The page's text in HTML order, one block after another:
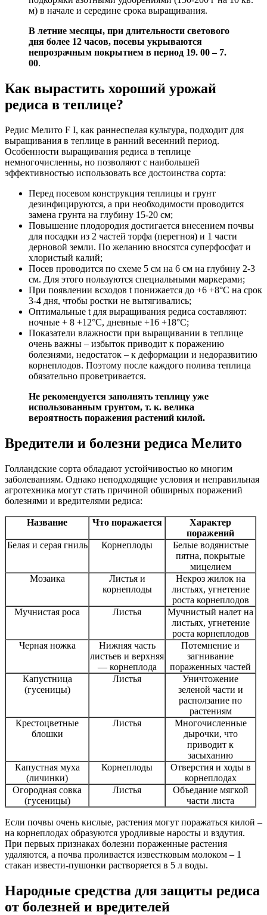
м) в начале и середине срока выращивания.
В летние месяцы, при длительности светового
дня более 12 часов, посевы укрываются
непрозрачным покрытием в период 19. 00 – 7.
00.
Как вырастить хороший урожай
редиса в теплице?
Редис Мелито F I, как раннеспелая культура, подходит для
выращивания в теплице в ранний весенний период.
Особенности выращивания редиса в теплице
немногочисленны, но позволяют с наибольшей
эффективностью использовать все достоинства сорта:
Перед посевом конструкция теплицы и грунт
дезинфицируются, а при необходимости проводится
замена грунта на глубину 15-20 см;
Повышение плодородия достигается внесением почвы
для посадки из 2 частей торфа (перегноя) и 1 части
дерновой земли. По желанию вносятся суперфосфат и
хлористый калий;
Посев проводится по схеме 5 см на 6 см на глубину 2-3
см. Для этого пользуются специальными маркерами;
При появлении всходов t понижается до +6 +8°С на срок
3-4 дня, чтобы ростки не вытягивались;
Оптимальные t для выращивания редиса составляют:
ночные + 8 +12°С, дневные +16 +18°С;
Показатели влажности при выращивании в теплице
очень важны – избыток приводит к поражению
болезнями, недостаток – к деформации и недоразвитию
корнеплодов. Поэтому после каждого полива теплица
обязательно проветривается.
Не рекомендуется заполнять теплицу уже
использованным грунтом, т. к. велика
вероятность поражения растений килой.
Вредители и болезни редиса Мелито
Голландские сорта обладают устойчивостью ко многим
заболеваниям. Однако неподходящие условия и неправильная
агротехника могут стать причиной обширных поражений
болезнями и вредителями редиса:
Название Что поражается
Характер
поражений
Белая и серая гниль
Корнеплоды
Белые водянистые
пятна, покрытые
мицелием
Мозаика
Листья и
корнеплоды
Некроз жилок на
листьях, угнетение
роста корнеплодов
Мучнистая роса
Листья
Мучнистый налет на
листьях, угнетение
роста корнеплодов
Черная ножка
Нижняя часть
листьев и верхняя
— корнеплода
Потемнение и
загнивание
пораженных частей
Капустница
(гусеницы)
Листья
Уничтожение
зеленой части и
расползание по
растениям
Крестоцветные
блошки
Листья
Многочисленные
дырочки, что
приводит к
засыханию
Капустная муха
(личинки)
Корнеплоды
Отверстия и ходы в
корнеплодах
Огородная совка
(гусеницы)
Листья
Объедание мягкой
части листа
Если почвы очень кислые, растения могут поражаться килой –
на корнеплодах образуются уродливые наросты и вздутия.
При первых признаках болезни пораженные растения
удаляются, а почва проливается известковым молоком – 1
стакан извести-пушонки растворяется в 5 л воды.
Народные средства для защиты редиса
от болезней и вредителей